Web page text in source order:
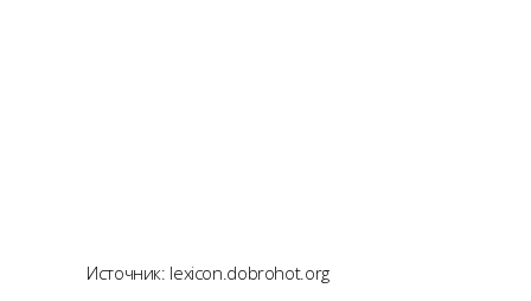
Источник: lexicon.dobrohot.org